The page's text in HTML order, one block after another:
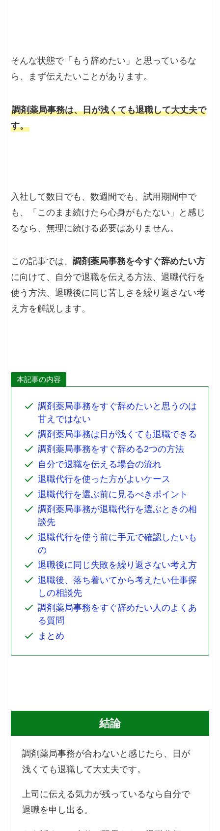
そんな状態で「もう辞めたい」と思っているな
ら、まず伝えたいことがあります。
調剤薬局事務は、日が浅くても退職して大丈夫で
す。
入社して数日でも、数週間でも、試用期間中で
も、「このまま続けたら心身がもたない」と感じ
るなら、無理に続ける必要はありません。
この記事では、調剤薬局事務を今すぐ辞めたい方
に向けて、自分で退職を伝える方法、退職代行を
使う方法、退職後に同じ苦しさを繰り返さない考
え方を解説します。
本記事の内容
調剤薬局事務をすぐ辞めたいと思うのは
甘えではない
調剤薬局事務は日が浅くても退職できる
調剤薬局事務をすぐ辞める2つの方法
自分で退職を伝える場合の流れ
退職代行を使った方がよいケース
退職代行を選ぶ前に見るべきポイント
調剤薬局事務が退職代行を選ぶときの相
談先
退職代行を使う前に手元で確認したいも
の
退職後に同じ失敗を繰り返さない考え方
退職後、落ち着いてから考えたい仕事探
しの相談先
調剤薬局事務をすぐ辞めたい人のよくあ
る質問
まとめ
結論
調剤薬局事務が合わないと感じたら、日が
浅くても退職して大丈夫です。
上司に伝える気力が残っているなら自分で
退職を申し出る。